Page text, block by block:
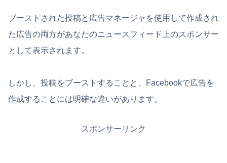
ブーストされた投稿と広告マネージャを使用して作成され
た広告の両方があなたのニュースフィード上のスポンサー
として表示されます。
しかし、投稿をブーストすることと、Facebookで広告を
作成することには明確な違いがあります。
スポンサーリンク